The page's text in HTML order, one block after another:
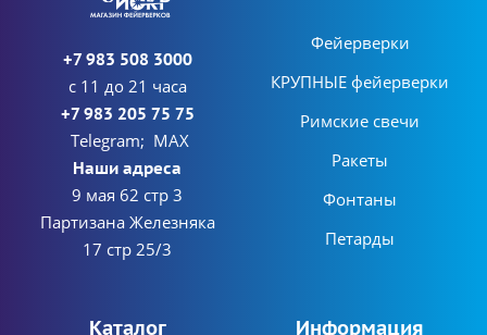
+7 983 508 3000
с 11 до 21 часа
+7 983 205 75 75
Telegram; MAX
Наши адреса
9 мая 62 стр 3
Партизана Железняка
17 стр 25/3
Фейерверки
КРУПНЫЕ фейерверки
Римские свечи
Ракеты
Фонтаны
Петарды
Каталог Информация